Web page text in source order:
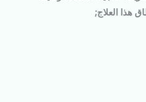
هذا العلاج;